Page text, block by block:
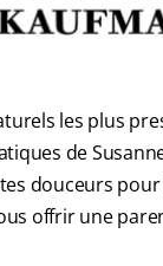
les plus
de
douceurs
offrir une